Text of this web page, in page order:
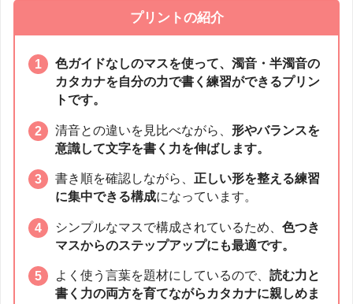
プリントの紹介
色ガイドなしのマスを使って、濁音・半濁音の
カタカナを自分の力で書く練習ができるプリン
トです。
清音との違いを見比べながら、形やバランスを
意識して文字を書く力を伸ばします。
書き順を確認しながら、正しい形を整える練習
に集中できる構成になっています。
シンプルなマスで構成されているため、色つき
マスからのステップアップにも最適です。
よく使う言葉を題材にしているので、読む力と
書く力の両方を育てながらカタカナに親しめま